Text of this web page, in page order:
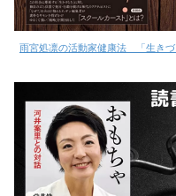
雨宮処凛の活動家健康法 「生き